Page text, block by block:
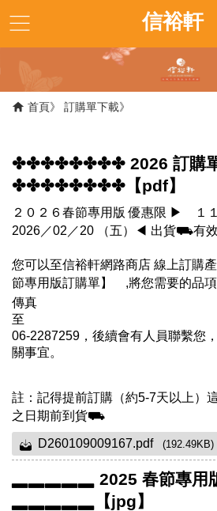
信裕軒
首頁 訂購單下載
✤✤✤✤✤✤✤✤ 2026 訂購
✤✤✤✤✤✤✤✤【pdf】
２０２６春節專用版 優惠限 ▶ １
2026／02／20 （五）◀ 出貨⛟有
您可以至信裕軒網路商店 線上訂購
節專用版訂購單】 ,將您需要的品
傳真
06-2287259，後續會有人員聯繫您
關事宜。
註：記得提前訂購（約5-7天以上）
之日期前到貨⛟
D260109009167.pdf (192.49KB)
▂▂▂▂▂ 2025 春節專用
▂▂▂▂▂【jpg】